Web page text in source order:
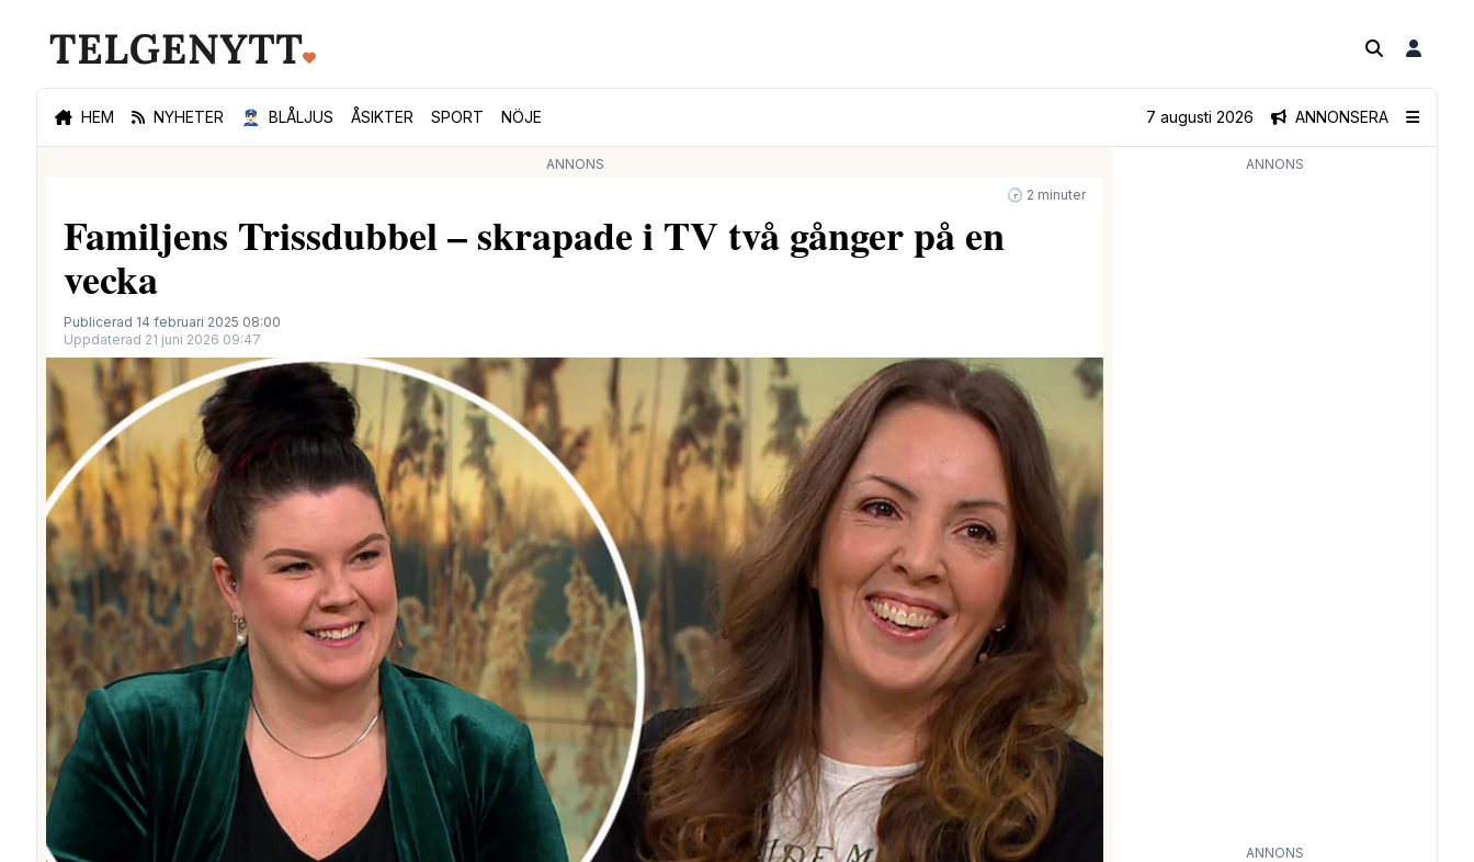
HEM NYHETER 👮🏻‍♂️ BLÅLJUS ÅSIKTER SPORT NÖJE ANNONSERA
7 augusti 2026
ANNONS
🕝 2 minuter
Familjens Trissdubbel – skrapade i TV två gånger på en
vecka
Publicerad 14 februari 2025 08:00
Uppdaterad 21 juni 2026 09:47
ANNONS
ANNONS